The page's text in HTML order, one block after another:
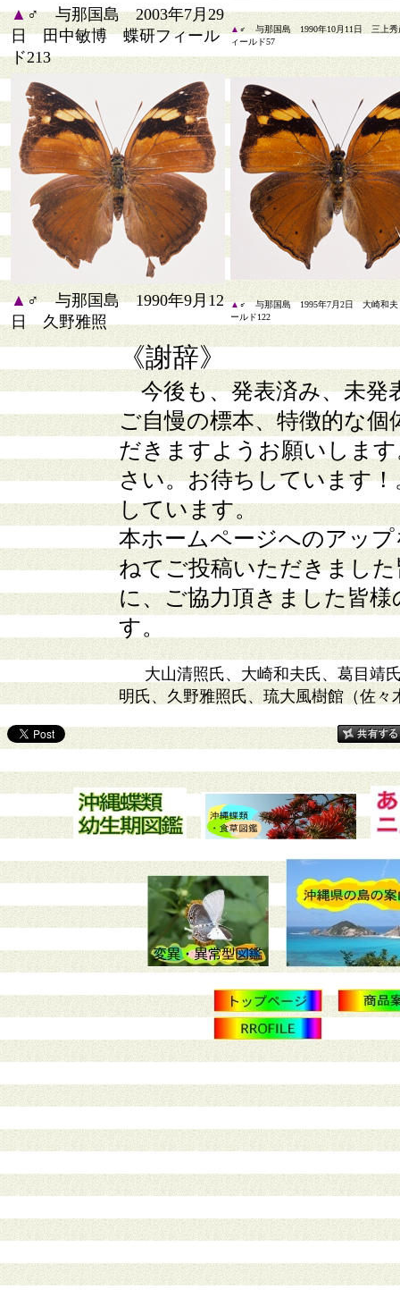
▲♂ 与那国島 2003年7月29
日 田中敏博 蝶研フィール
ド213
▲ ♂ 与那国島 1990年10月11日 三上
ィールド57
▲♂ 与那国島 1990年9月12
日 久野雅照
▲♂ 与那国島 1995年7月2日 大崎和
ールド122
《謝辞》
今後も、発表済み、未発
ご自慢の標本、特徴的な
だきますようお願いしま
さい。お待ちしています
しています。
本ホームページへのアッ
ねてご投稿いただきまし
に、ご協力頂きました皆
す。
大山清照氏、大崎和夫氏、葛目靖
明氏、久野雅照氏、琉大風樹館（佐々